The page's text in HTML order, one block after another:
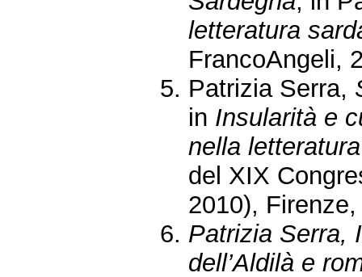
letteratura
FrancoAngeli,
Patrizia Serra,
in Insularità e
nella
del XIX
2010),
Patrizia Serra,
dell’Aldilà e